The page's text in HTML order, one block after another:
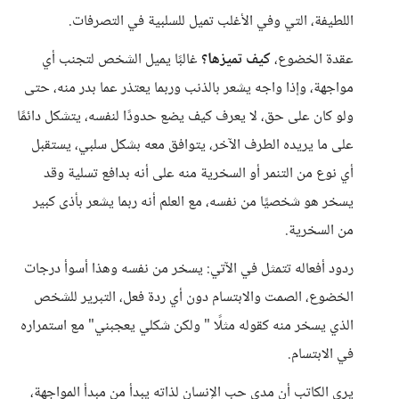
اللطيفة، التي وفي الأغلب تميل للسلبية في التصرفات.
عقدة الخضوع،كيف تميزها؟غالبًا يميل الشخص لتجنب أي
مواجهة، وإذا واجه يشعر بالذنب وربما يعتذر عما بدر منه، حتى
ولو كان على حق، لا يعرف كيف يضع حدودًا لنفسه، يتشكل دائمًا
على ما يريده الطرف الآخر، يتوافق معه بشكل سلبي، يستقبل
أي نوع من التنمر أو السخرية منه على أنه بدافع تسلية وقد
يسخر هو شخصيًا من نفسه، مع العلم أنه ربما يشعر بأذى كبير
من السخرية.
ردود أفعاله تتمثل في الآتي: يسخر من نفسه وهذا أسوأ درجات
الخضوع، الصمت والابتسام دون أي ردة فعل، التبرير للشخص
الذي يسخر منه كقوله مثلًا " ولكن شكلي يعجبني" مع استمراره
في الابتسام.
يرى الكاتب أن مدى حب الإنسان لذاته يبدأ من مبدأ المواجهة،